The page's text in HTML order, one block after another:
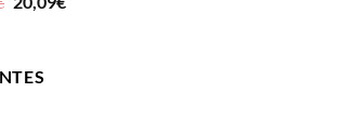
13,99€.11,29€.
était :